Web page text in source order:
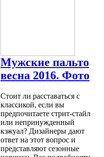
Мужские пальто
весна 2016. Фото
Стоит ли расставаться с
классикой, если вы
предпочитаете стрит-стайл
или непринужденный
кэжуал? Дизайнеры дают
ответ на этот вопрос и
представляют сезонные